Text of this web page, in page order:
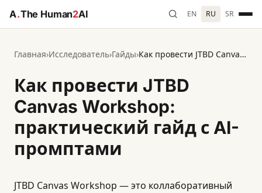
A.The Human2AI EN RU SR
Главная›Исследователь›Гайды› Как провести JTBD Canvas Workshop: практический гайд с AI-промптами
Как провести JTBD
Canvas Workshop:
практический гайд с AI-
промптами
JTBD Canvas Workshop — это коллаборативный